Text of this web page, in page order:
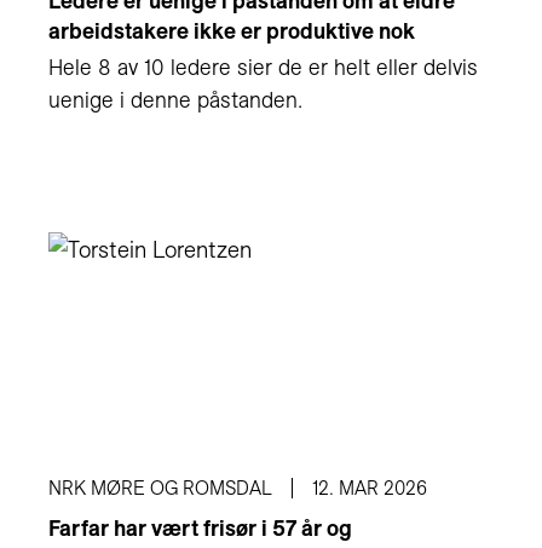
arbeidstakere ikke er produktive nok
Hele 8 av 10 ledere sier de er helt eller delvis
uenige i denne påstanden.
NRK MØRE OG ROMSDAL 12. MAR 2026
Farfar har vært frisør i 57 år og